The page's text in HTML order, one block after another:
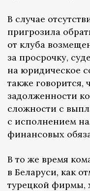
В случае
пригрозила
от клуба
за просрочку,
на юридическое
также говорится,
задолженности
сложности с
с исполнением
финансовых
В то же время
в Беларуси, как
турецкой фирмы,